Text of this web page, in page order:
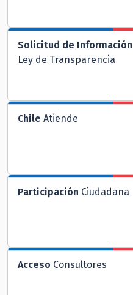
Solicitud de Información
Ley de Transparencia
Chile Atiende
Participación Ciudadana
Acceso Consultores